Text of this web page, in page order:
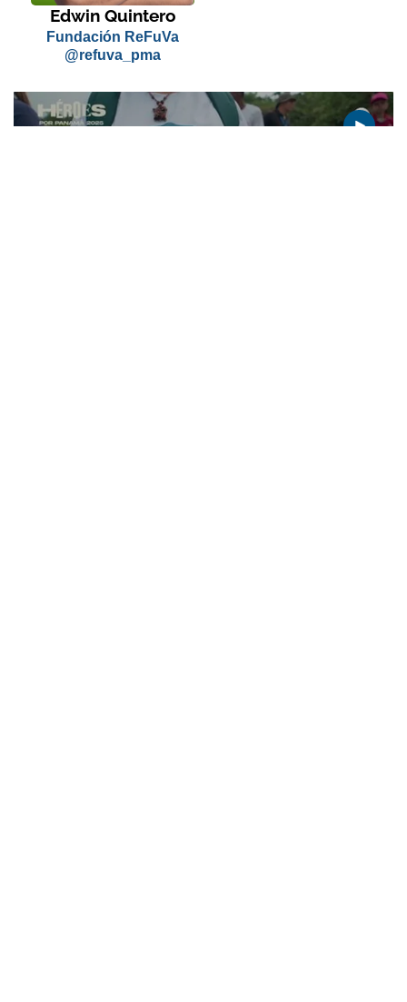
Edwin Quintero
Fundación ReFuVa
@refuva_pma